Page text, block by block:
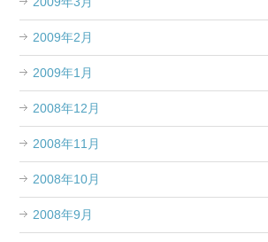
2009年2月
2009年1月
2008年12月
2008年11月
2008年10月
2008年9月